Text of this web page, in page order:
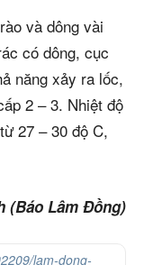
và dông vài
có dông, cục
năng xảy ra lốc,
2 – 3. Nhiệt độ
27 – 30 độ C,
(Báo Lâm Đồng)
lam-dong-